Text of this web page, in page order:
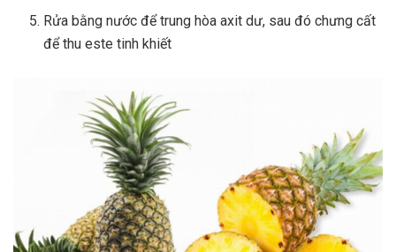
Rửa bằng nước để trung hòa axit dư, sau đó chưng cất
để thu este tinh khiết